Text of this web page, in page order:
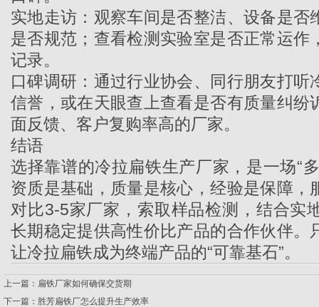
实地走访：观察车间是否整洁、设备是否
是否规范；查看检测实验室是否正常运作
记录。
口碑调研：通过行业协会、同行朋友打听
信誉，或在天眼查上查看是否有质量纠纷
面反馈、客户复购率高的厂家。
结语
选择靠谱的冷拉扁铁生产厂家 ，是一场“
资质是基础，质量是核心，经验是保障，
对比3-5家厂家，索取样品检测，结合实
长期稳定提供高性价比产品的合作伙伴。
让冷拉扁铁成为终端产品的“可靠基石”。
上一篇： 扁铁厂家如何确保交货期
下一篇： 胜芳扁铁厂怎么提升生产效率